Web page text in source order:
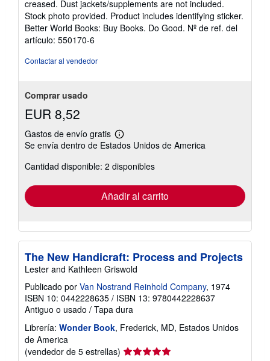
de
5
estrellas
creased. Dust jackets/supplements are not included.
Stock photo provided. Product includes identifying sticker.
Better World Books: Buy Books. Do Good. Nº de ref. del
artículo: 550170-6
Contactar al vendedor
Comprar usado
EUR 8,52
Gastos de envío gratis
Más
información
las
tarifas
envío
Se envía dentro de Estados Unidos de America
Cantidad disponible: 2 disponibles
Añadir al carrito
The New Handicraft: Process and Projects
Lester and Kathleen Griswold
Publicado por Van Nostrand Reinhold Company, 1974
ISBN 10: 0442228635 / ISBN 13: 9780442228637
Antiguo o usado / Tapa dura
Librería: Wonder Book, Frederick, MD, Estados Unidos
de America
(vendedor de 5 estrellas) Calificación